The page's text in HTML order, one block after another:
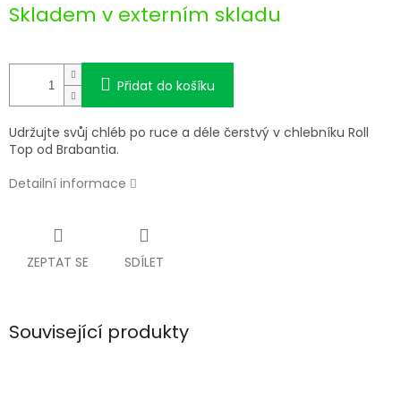
cena:
Skladem v externím skladu
Přidat do košíku
Udržujte svůj chléb po ruce a déle čerstvý v chlebníku Roll
Top od Brabantia.
Detailní informace
ZEPTAT SE SDÍLET
Související produkty